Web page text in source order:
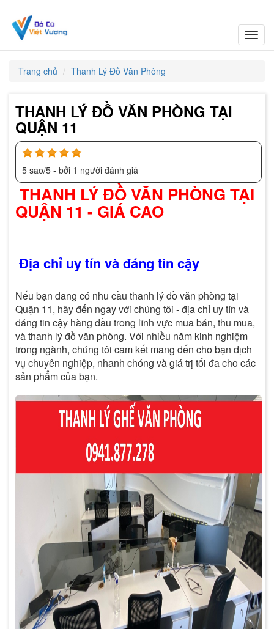
Trang chủ
Thanh Lý Đồ Văn Phòng
THANH LÝ ĐỒ VĂN PHÒNG TẠI
QUẬN 11
5 sao/5 - bởi 1 người đánh giá
THANH LÝ ĐỒ VĂN PHÒNG TẠI
QUẬN 11 - GIÁ CAO
Địa chỉ uy tín và đáng tin cậy
Nếu bạn đang có nhu cầu thanh lý đồ văn phòng tại
Quận 11, hãy đến ngay với chúng tôi - địa chỉ uy tín và
đáng tin cậy hàng đầu trong lĩnh vực mua bán, thu mua,
và thanh lý đồ văn phòng. Với nhiều năm kinh nghiệm
trong ngành, chúng tôi cam kết mang đến cho bạn dịch
vụ chuyên nghiệp, nhanh chóng và giá trị tối đa cho các
sản phẩm của bạn.